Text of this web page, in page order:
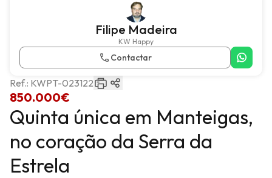
Filipe Madeira
KW Happy
Contactar
850.000€
Ref.: KWPT-023122
Quinta única em Manteigas,
no coração da Serra da
Estrela